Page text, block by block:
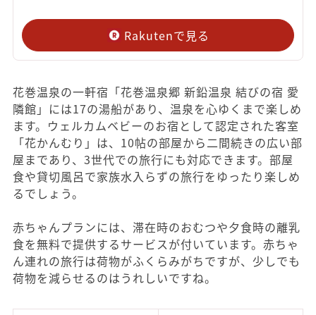
Rakutenで見る
花巻温泉の一軒宿「花巻温泉郷 新鉛温泉 結びの宿 愛
隣館」には17の湯船があり、温泉を心ゆくまで楽しめ
ます。ウェルカムベビーのお宿として認定された客室
「花かんむり」は、10帖の部屋から二間続きの広い部
屋まであり、3世代での旅行にも対応できます。部屋
食や貸切風呂で家族水入らずの旅行をゆったり楽しめ
るでしょう。
赤ちゃんプランには、滞在時のおむつや夕食時の離乳
食を無料で提供するサービスが付いています。赤ちゃ
ん連れの旅行は荷物がふくらみがちですが、少しでも
荷物を減らせるのはうれしいですね。